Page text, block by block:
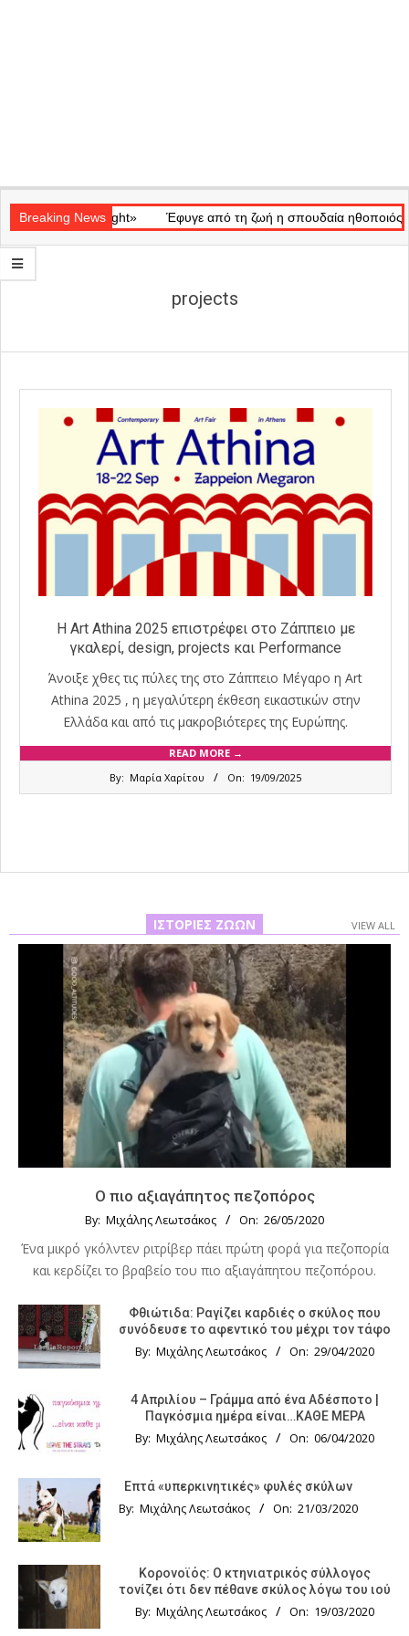
Navigation
Menu
Breaking News
«Ray of Light» Έφυγε από τη ζωή η σπουδαία ηθοποιός Μάρω
projects
Η Art Athina 2025 επιστρέφει στο Ζάππειο με
γκαλερί, design, projects και Performance
Άνοιξε χθες τις πύλες της στο Ζάππειο Μέγαρο η Art
Athina 2025 , η μεγαλύτερη έκθεση εικαστικών στην
Ελλάδα και από τις μακροβιότερες της Ευρώπης.
READ MORE →
By: Μαρία Χαρίτου On: 19/09/2025
ΙΣΤΟΡΊΕΣ ΖΏΩΝ VIEW ALL
Ο πιο αξιαγάπητος πεζοπόρος
By: Μιχάλης Λεωτσάκος On: 26/05/2020
Ένα μικρό γκόλντεν ριτρίβερ πάει πρώτη φορά για πεζοπορία
και κερδίζει το βραβείο του πιο αξιαγάπητου πεζοπόρου.
Φθιώτιδα: Ραγίζει καρδιές ο σκύλος που
συνόδευσε το αφεντικό του μέχρι τον τάφο
By: Μιχάλης Λεωτσάκος On: 29/04/2020
4 Απριλίου – Γράμμα από ένα Αδέσποτο |
Παγκόσμια ημέρα είναι…ΚΑΘΕ ΜΕΡΑ
By: Μιχάλης Λεωτσάκος On: 06/04/2020
Επτά «υπερκινητικές» φυλές σκύλων
By: Μιχάλης Λεωτσάκος On: 21/03/2020
Κορονοϊός: Ο κτηνιατρικός σύλλογος
τονίζει ότι δεν πέθανε σκύλος λόγω του ιού
By: Μιχάλης Λεωτσάκος On: 19/03/2020